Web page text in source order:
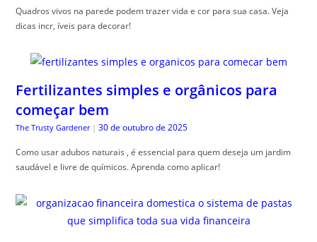
Quadros vivos na parede podem trazer vida e cor para sua casa. Veja
dicas incr, íveis para decorar!
Fertilizantes simples e orgânicos para
começar bem
The Trusty Gardener | 30 de outubro de 2025
Como usar adubos naturais , é essencial para quem deseja um jardim
saudável e livre de químicos. Aprenda como aplicar!